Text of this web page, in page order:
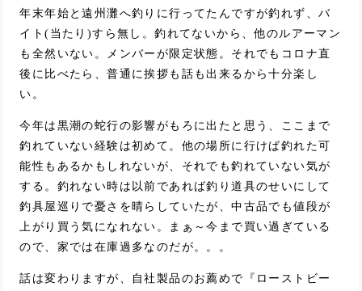
年末年始と遠州灘へ釣りに行ってたんですが釣れず、バ
イト(当たり)すら無し。釣れてないから、他のルアーマン
も全然いない。メンバーが限定状態。それでもコロナ直
後に比べたら、普通に挨拶も話も出来るから十分楽し
い。
今年は黒潮の蛇行の影響がもろに出たと思う、ここまで
釣れていない経験は初めて。他の場所に行けば釣れた可
能性もあるかもしれないが、それでも釣れていない気が
する。釣れない時は以前であれば釣り道具のせいにして
釣具屋巡りで憂さを晴らしていたが、中古品でも値段が
上がり買う気になれない。まぁ～今まで買い過ぎている
ので、家では在庫過多なのだが。。。
話は変わりますが、自社製品のお薦めで『ローストビー